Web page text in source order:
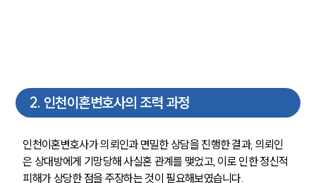
2. 인천이혼변호사의 조력 과정
인천이혼변호사가 의뢰인과 면밀한 상담을 진행한 결과, 의뢰인
은 상대방에게 기망당해 사실혼 관계를 맺었고, 이로 인한 정신적
피해가 상당한 점을 주장하는 것이 필요해보였습니다.